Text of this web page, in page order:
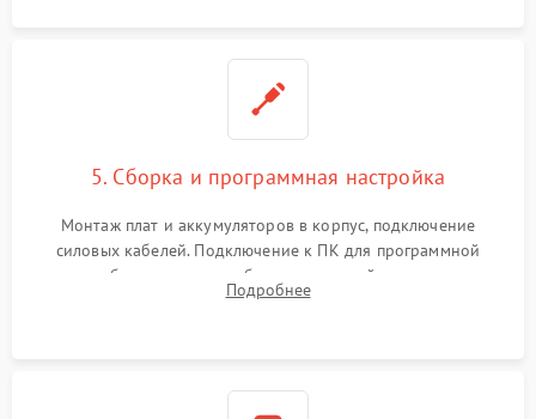
5. Сборка и программная настройка
Монтаж плат и аккумуляторов в корпус, подключение
силовых кабелей. Подключение к ПК для программной
калибровки констант батареи, настройки порогов
срабатывания AVR и сброса счетчиков старения АКБ.
Подробнее